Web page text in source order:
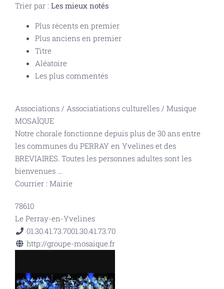
Trier par : Les mieux notés
Plus récents en premier
Plus anciens en premier
Titre
Aléatoire
Les plus commentés
Associations / Associatiations culturelles / Musique
MOSAÏQUE
Notre chorale fonctionne depuis plus de 30 ans entre
les communes du PERRAY en Yvelines et des
BREVIAIRES. Toutes les personnes adultes sont les
bienvenues ...
Courrier : Mairie
78610
Le Perray-en-Yvelines
01.30.41.73.7001.30.41.73.70
http://groupe-mosaique.fr